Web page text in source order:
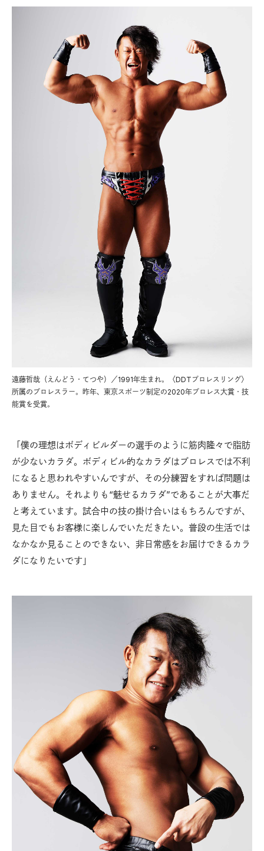
遠藤哲哉（えんどう・てつや）／1991年生まれ。〈DDTプロレスリング〉
所属のプロレスラー。昨年、東京スポーツ制定の2020年プロレス大賞・技
能賞を受賞。
「僕の理想はボディビルダーの選手のように筋肉隆々で脂肪
が少ないカラダ。ボディビル的なカラダはプロレスでは不利
になると思われやすいんですが、その分練習をすれば問題は
ありません。それよりも“魅せるカラダ”であることが大事だ
と考えています。試合中の技の掛け合いはもちろんですが、
見た目でもお客様に楽しんでいただきたい。普段の生活では
なかなか見ることのできない、非日常感をお届けできるカラ
ダになりたいです」